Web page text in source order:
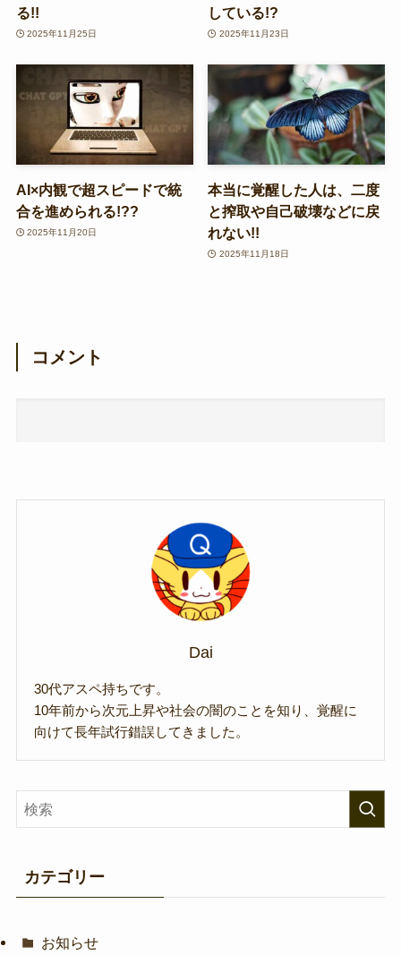
る!!
2025年11月25日
している!?
2025年11月23日
AI×内観で超スピードで統
合を進められる!??
2025年11月20日
本当に覚醒した人は、二度
と搾取や自己破壊などに戻
れない!!
2025年11月18日
コメント
Dai
30代アスペ持ちです。
10年前から次元上昇や社会の闇のことを知り、覚醒に
向けて長年試行錯誤してきました。
カテゴリー
お知らせ